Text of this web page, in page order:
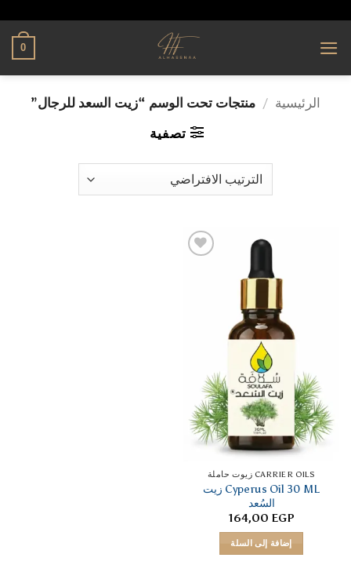
0
الرئيسية / منتجات تحت الوسم “زيت السعد للرجال”
تصفية
CARRIER OILS زيوت حاملة
Cyperus Oil 30 ML زيت
السُعد
164,00 EGP
إضافة إلى السلة